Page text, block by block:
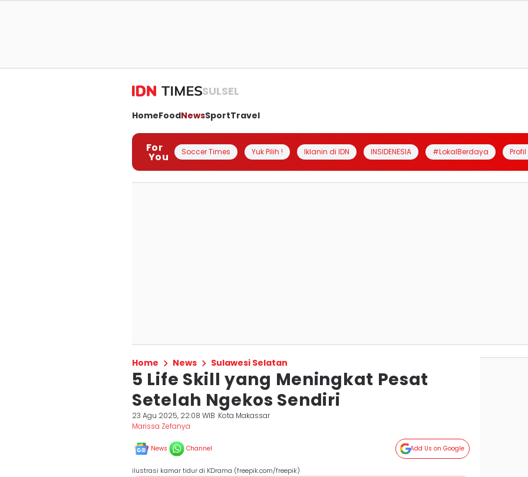
SULSEL
HomeFoodNewsSportTravel
For
You Soccer Times Yuk Pilih ! Iklanin di IDN INSIDENESIA #LokalBerdaya
Home News Sulawesi Selatan
5 Life Skill yang Meningkat Pesat
Setelah Ngekos Sendiri
23 Agu 2025, 22:08 WIB Kota Makassar
Marissa Zefanya
News Channel Add Us on Google
ilustrasi kamar tidur di KDrama (freepik.com/freepik)